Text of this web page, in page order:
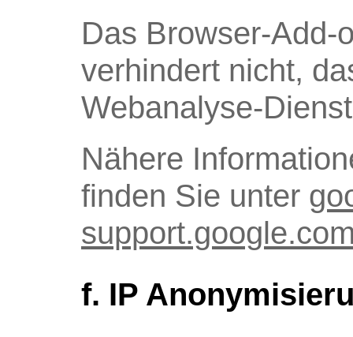
Das Browser-Add-
verhindert nicht,
Webanalyse-
Nähere
finden Sie unter
f. IP